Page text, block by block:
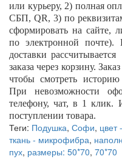
или курьеру, 2) полная
СБП, QR, 3) по
сформировать на сайте,
по электронной почте).
доставки
заказа через корзину.
чтобы смотреть историю
При невозможности
телефону, чат, в 1 клик.
поступлении товара.
Теги: Подушка, Софи, цвет
ткань - микрофибра,
пух, размеры: 50*70, 70*70